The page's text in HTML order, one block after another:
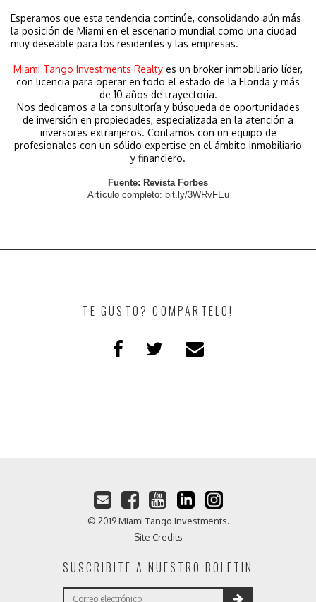
Esperamos que esta tendencia continúe, consolidando aún más
la posición de Miami en el escenario mundial como una ciudad
muy deseable para los residentes y las empresas.
Miami Tango Investments Realty es un broker inmobiliario líder,
con licencia para operar en todo el estado de la Florida y más
de 10 años de trayectoria.
Nos dedicamos a la consultoría y búsqueda de oportunidades
de inversión en propiedades, especializada en la atención a
inversores extranjeros. Contamos con un equipo de
profesionales con un sólido expertise en el ámbito inmobiliario
y financiero.
Fuente: Revista Forbes
Artículo completo: bit.ly/3WRvFEu
TE GUSTO? COMPARTELO!
© 2019 Miami Tango Investments.
Site Credits
SUSCRIBITE A NUESTRO BOLETIN